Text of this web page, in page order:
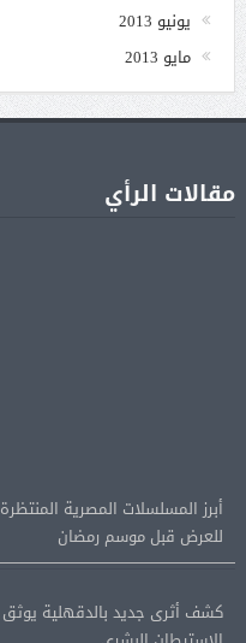
يونيو 2013
مايو 2013
مقالات الرأي
للعرض قبل موسم رمضان
الاستيطان البشرى